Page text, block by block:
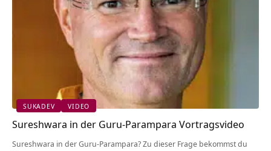
SUKADEV VIDEO
Sureshwara in der Guru-Parampara Vortragsvideo
Sureshwara in der Guru-Parampara? Zu dieser Frage bekommst du